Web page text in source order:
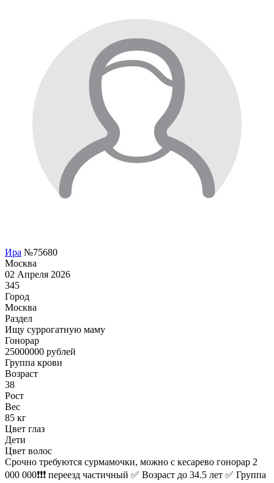
Ира №75680
Москва
02 Апреля 2026
345
Город
Москва
Раздел
Ищу суррогатную маму
Гонoрар
25000000 рублей
Группа крови
Возраст
38
Рост
Вес
85 кг
Цвет глаз
Дети
Цвет волос
Срочно требуются сурмамочки, можно с кесарево гонорар 2
000 000❗❗❗ переезд частичный ✅ Возраст до 34.5 лет ✅ Группа